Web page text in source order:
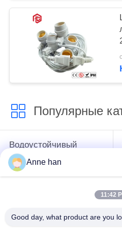
Популярные
Водоустойчивый
круговой
соединитель
данных
Anne han
11:42
Good day, what product are you